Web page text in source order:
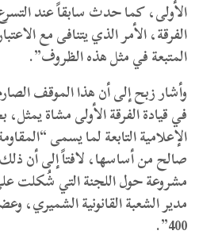
الأولى، كما حدث سابقاً عند
الفرقة، الأمر الذي يتنافى مع
المتبعة في مثل هذه الظروف”.
وأشار زبح إلى أن هذا الموقف
في قيادة الفرقة الأولى مشاة
الإعلامية التابعة لما يسمى
صالح من أساسها، لافتاً إلى أن
مشروعة حول اللجنة التي شُكلت
مدير الشعبة القانونية الشميري،
400”.